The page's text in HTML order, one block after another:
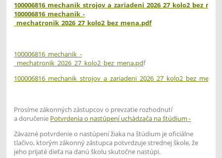
100006816_mechanik_-
_mechatronik_2026_27_kolo2_bez_mena.pdf
100006816_mechanik_-
_mechatronik_2026_27_kolo2_bez_mena.pdf
Prosíme zákonných zástupcov o prevzatie rozhodnutí
a doručenie Potvrdenia o nastúpení uchádzača na štúdium -
Záväzné potvrdenie o nastúpení žiaka na štúdium je oficiálne
tlačivo, ktorým zákonný zástupca potvrdzuje strednej škole, že
jeho prijaté dieťa na danú školu skutočne nastúpi.